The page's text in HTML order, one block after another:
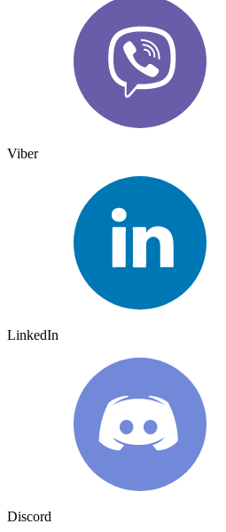
Viber
LinkedIn
Discord